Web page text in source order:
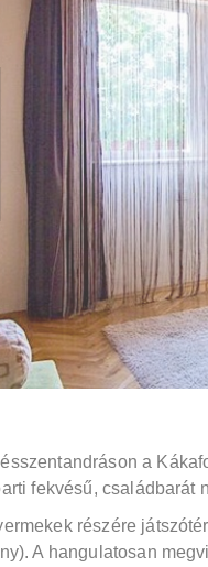
a
fekvésű, családbarát
részére
A hangulatosan